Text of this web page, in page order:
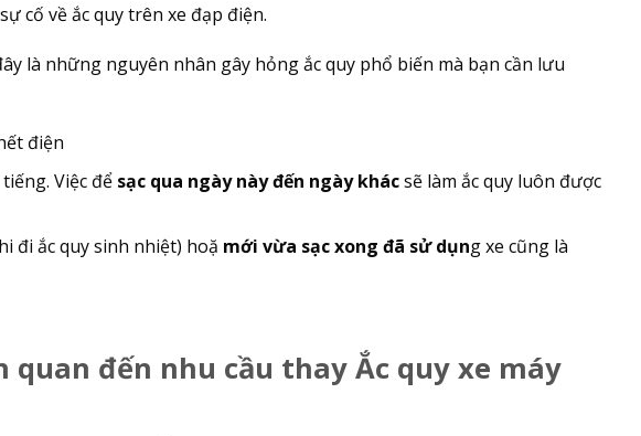
cố về ắc quy trên xe đạp điện.
là những nguyên nhân gây hỏng ắc quy phổ biến mà bạn cần lưu
điện
Việc đểsạc qua ngày này đến ngày khácsẽ làm ắc quy luôn được
đi ắc quy sinh nhiệt) hoặ mới vừa sạc xong đã sử dụng xe cũng là
đến nhu cầu thay Ắc quy xe máy